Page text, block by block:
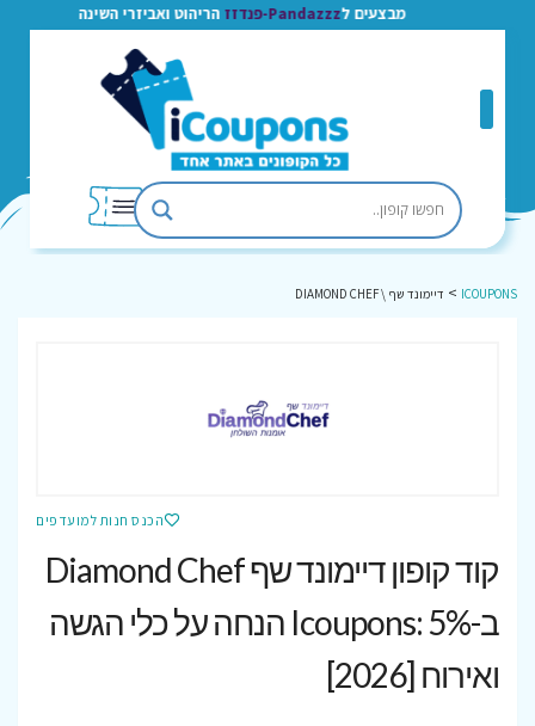
מבצעים לPandazzz-פנדזז הריהוט ואביזרי השינה
ICOUPONS
> דיימונד שף \ DIAMOND CHEF
הכנס חנות למועדפים
קוד קופון דיימונד שף Diamond Chef
ב-Icoupons: 5% הנחה על כלי הגשה
ואירוח [2026]